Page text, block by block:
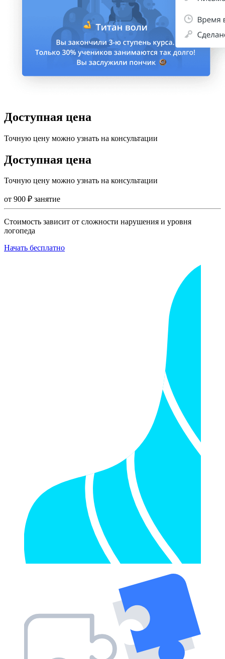
Доступная цена
Точную цену можно узнать на консультации
Доступная цена
Точную цену можно узнать на консультации
от 900 ₽ занятие
Стоимость зависит от сложности нарушения и уровня
логопеда
Начать бесплатно